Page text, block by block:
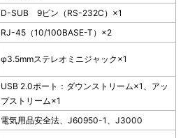
D-SUB 9ピン（RS-232C）×1
RJ-45（10/100BASE-T）×2
φ3.5mmステレオミニジャック×1
USB 2.0ポート：ダウンストリーム×1、アッ
プストリーム×1
電気用品安全法、J60950-1、J3000